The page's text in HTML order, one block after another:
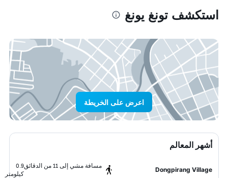
استكشف تونغ يونغ
اعرض على الخريطة
أشهر المعالم
Dongpirang Village
مسافة مشي إلى 11 من الدقائق
0.9
كيلومتر